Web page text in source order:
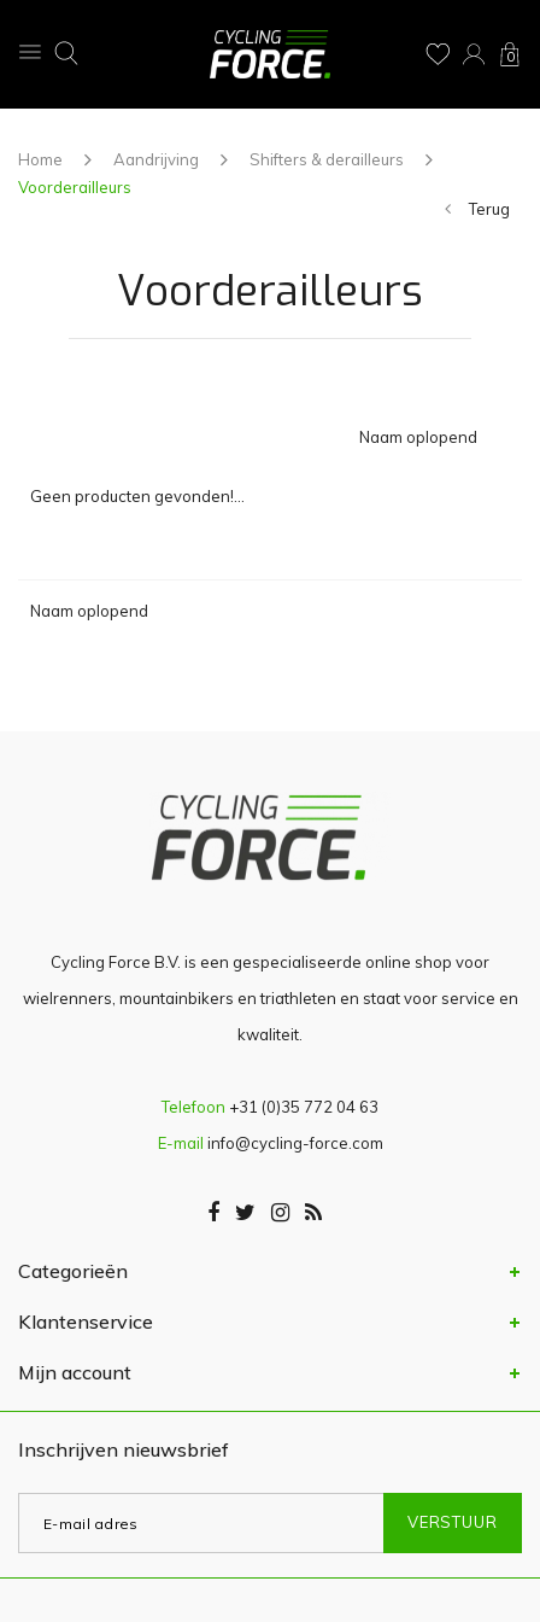
0
Home Aandrijving
Shifters & derailleurs
Voorderailleurs
Terug
Voorderailleurs
Naam oplopend
Geen producten gevonden!...
Naam oplopend
Cycling Force B.V. is een gespecialiseerde online shop voor
wielrenners, mountainbikers en triathleten en staat voor service en
kwaliteit.
Telefoon +31 (0)35 772 04 63
E-mail info@cycling-force.com
Categorieën
Klantenservice
Mijn account
Inschrijven nieuwsbrief
VERSTUUR